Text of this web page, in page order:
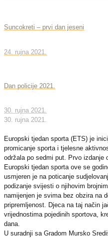
Suncokreti – prvi dan jeseni
24. rujna 2021.
Dan policije 2021.
30. rujna 2021.
30. rujna 2021.
Europski tjedan sporta (ETS) je
promicanje sporta i tjelesne
održala po sedmi put. Prvo izdanje
Europski tjedan sporta ove se
usmjeren je na poticanje
podizanje svijesti o njihovim
namijenjen je svima bez obzira na
pripremljenost. Djeca na taj način
vrijednostima pojedinih sportova,
dana.
U suradnji sa Gradom Mursko